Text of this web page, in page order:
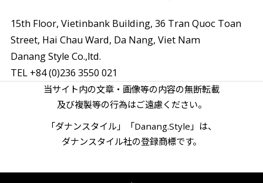
15th Floor, Vietinbank Building, 36 Tran Quoc Toan
Street, Hai Chau Ward, Da Nang, Viet Nam
Danang Style Co.,ltd.
TEL +84 (0)236 3550 021
当サイト内の文章・画像等の内容の無断転載
及び複製等の行為はご遠慮ください。
「ダナンスタイル」「Danang.Style」は、
ダナンスタイル社の登録商標です。